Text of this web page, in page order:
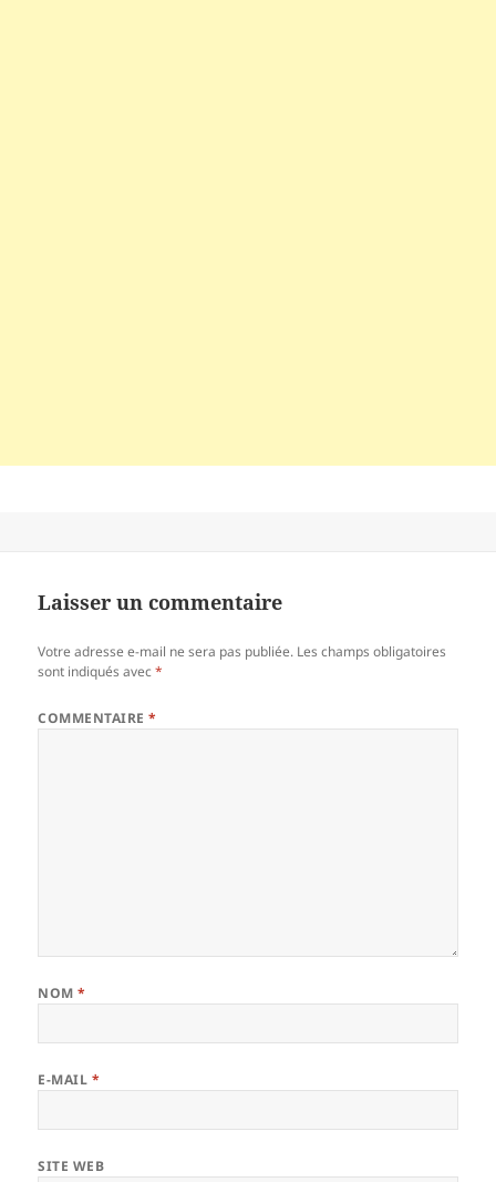
Laisser un commentaire
Votre adresse e-mail ne sera pas publiée. Les champs obligatoires
sont indiqués avec*
COMMENTAIRE*
NOM*
E-MAIL *
SITE WEB